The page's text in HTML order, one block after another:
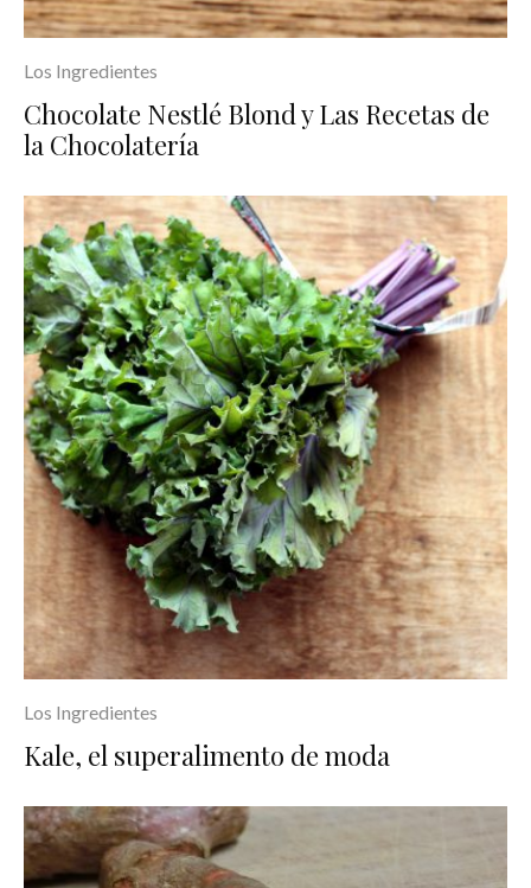
Los Ingredientes
Chocolate Nestlé Blond y Las Recetas de
la Chocolatería
Los Ingredientes
Kale, el superalimento de moda